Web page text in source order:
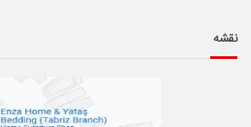
نقشه